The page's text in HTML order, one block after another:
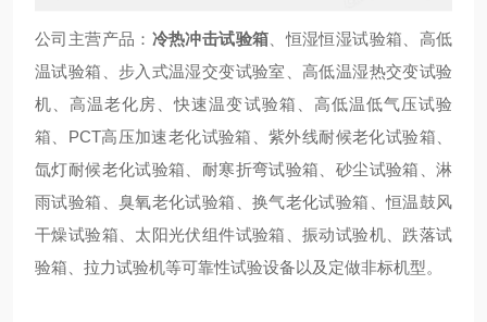
公司主营产品： 冷热冲击试验箱 、恒湿恒湿试验箱、高低
温试验箱、步入式温湿交变试验室、高低温湿热交变试验
机、高温老化房、快速温变试验箱、高低温低气压试验
箱、PCT高压加速老化试验箱、紫外线耐候老化试验箱、
氙灯耐候老化试验箱、耐寒折弯试验箱、砂尘试验箱、淋
雨试验箱、臭氧老化试验箱、换气老化试验箱、恒温鼓风
干燥试验箱、太阳光伏组件试验箱、振动试验机、跌落试
验箱、拉力试验机等可靠性试验设备以及定做非标机型。